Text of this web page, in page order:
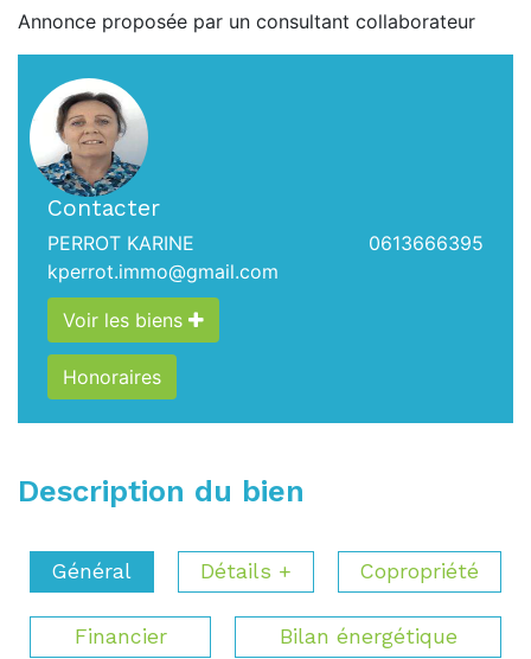
Annonce proposée par un consultant collaborateur
Contacter
PERROT KARINE
0613666395
kperrot.immo@gmail.com
Voir les biens
Honoraires
Description du bien
Général Détails + Copropriété
Financier Bilan énergétique